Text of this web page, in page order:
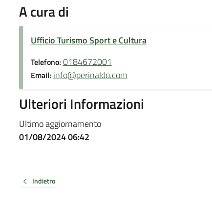
A cura di
Ufficio Turismo Sport e Cultura
Telefono: 0184672001
Email: info@perinaldo.com
Ulteriori Informazioni
Ultimo aggiornamento
01/08/2024 06:42
Indietro